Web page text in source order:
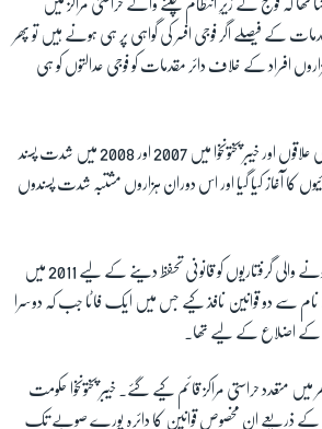
کہ فوج کے زیرِ انتظام چلنے والے حراستی مراکز میں
کے فیصلے اگر فوجی افسر کی گواہی پر ہی ہونے ہیں تو پھر
افراد کے خلاف دائر مقدمات کو فوجی عدالتوں کو ہی
واضح رہے کہ پاکستان کے قبائلی علاقوں اور خیبر پختونخوا میں 2007 اور 2008 میں شدت پسند
کا آغاز کیا گیا اور اس دوران ہزاروں مشتبہ شدت پسندوں
حکومت نے بڑے پیمانے ہر ہونے والی گرفتاریوں کو قانونی تحفظ دینے کے لیے 2011 میں
نام سے دو قوانین نافذ کیے جس میں ایک فاٹا جب کہ دوسرا
کے اضلاع کے لیے تھا۔
حراستی مراکز قائم کیے گئے۔ خیبر پختونخوا حکومت
کے ذریعے ان مخصوص قوانین کا دائرہ پورے صوبے تک